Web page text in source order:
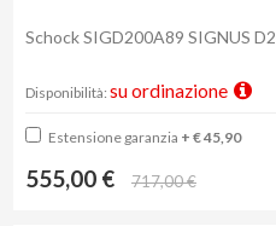
Schock SIGD200A89 SIGNUS
Disponibilità: su ordinazione
Estensione garanzia + € 45,90
555,00 € 717,00 €